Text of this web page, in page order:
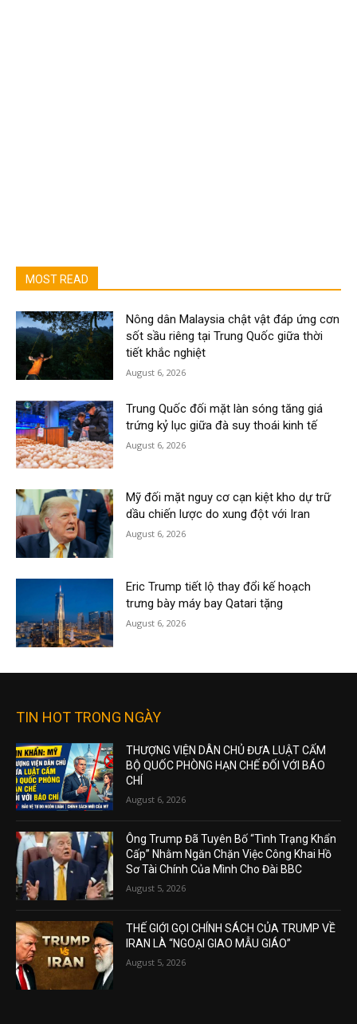
MOST READ
Nông dân Malaysia chật vật đáp ứng cơn
sốt sầu riêng tại Trung Quốc giữa thời
tiết khắc nghiệt
August 6, 2026
Trung Quốc đối mặt làn sóng tăng giá
trứng kỷ lục giữa đà suy thoái kinh tế
August 6, 2026
Mỹ đối mặt nguy cơ cạn kiệt kho dự trữ
dầu chiến lược do xung đột với Iran
August 6, 2026
Eric Trump tiết lộ thay đổi kế hoạch
trưng bày máy bay Qatari tặng
August 6, 2026
TIN HOT TRONG NGÀY
THƯỢNG VIỆN DÂN CHỦ ĐƯA LUẬT CẤM
BỘ QUỐC PHÒNG HẠN CHẾ ĐỐI VỚI BÁO
CHÍ
August 6, 2026
Ông Trump Đã Tuyên Bố “Tình Trạng Khẩn
Cấp” Nhằm Ngăn Chặn Việc Công Khai Hồ
Sơ Tài Chính Của Mình Cho Đài BBC
August 5, 2026
THẾ GIỚI GỌI CHÍNH SÁCH CỦA TRUMP VỀ
IRAN LÀ “NGOẠI GIAO MẪU GIÁO”
August 5, 2026